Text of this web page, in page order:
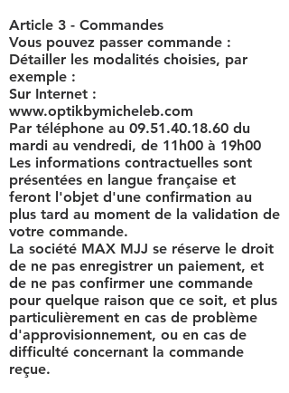
Article 3 - Commandes
Vous pouvez passer commande :
Détailler les modalités choisies, par
exemple :
Sur Internet :
www.optikbymicheleb.com
Par téléphone au 09.51.40.18.60 du
mardi au vendredi, de 11h00 à 19h00
Les informations contractuelles sont
présentées en langue française et
feront l'objet d'une confirmation au
plus tard au moment de la validation de
votre commande.
La société MAX MJJ se réserve le droit
de ne pas enregistrer un paiement, et
de ne pas confirmer une commande
pour quelque raison que ce soit, et plus
particulièrement en cas de problème
d'approvisionnement, ou en cas de
difficulté concernant la commande
reçue.